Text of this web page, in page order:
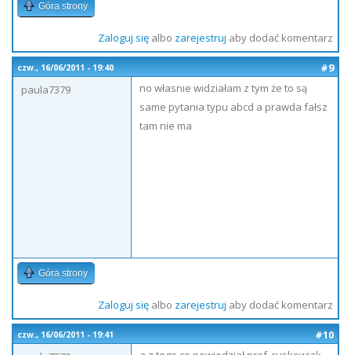
Góra strony
Zaloguj sięalbo zarejestruj aby dodać komentarz
czw., 16/06/2011 - 19:40
#9
paula7379
no własnie widziałam z tym że to są
same pytania typu abcd a prawda fałsz
tam nie ma
Góra strony
Zaloguj sięalbo zarejestruj aby dodać komentarz
czw., 16/06/2011 - 19:41
#10